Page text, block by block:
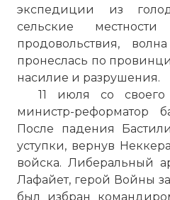
экспедиции из
сельские
продовольствия,
пронеслась по
насилие и разрушения.
11 июля со
министр-реформатор
После падения
уступки, вернув
войска. Либеральный
Лафайет, герой Войны
был избран